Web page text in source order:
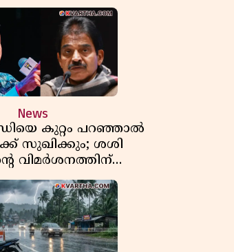
News
കുറ്റം പറഞ്ഞാൽ
സുഖിക്കും; ശശി
വിമർശനത്തിന്
കെ സി